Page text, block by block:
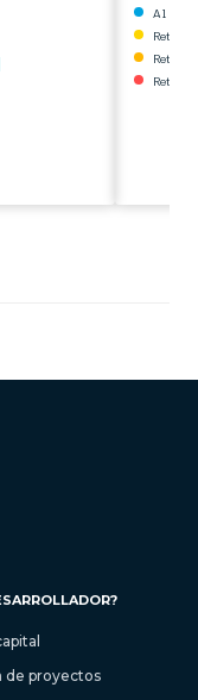
Al
de proyectos